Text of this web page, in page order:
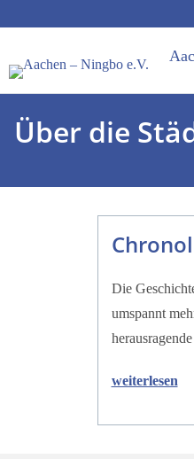
Über die
Die
umspannt
weiterlesen